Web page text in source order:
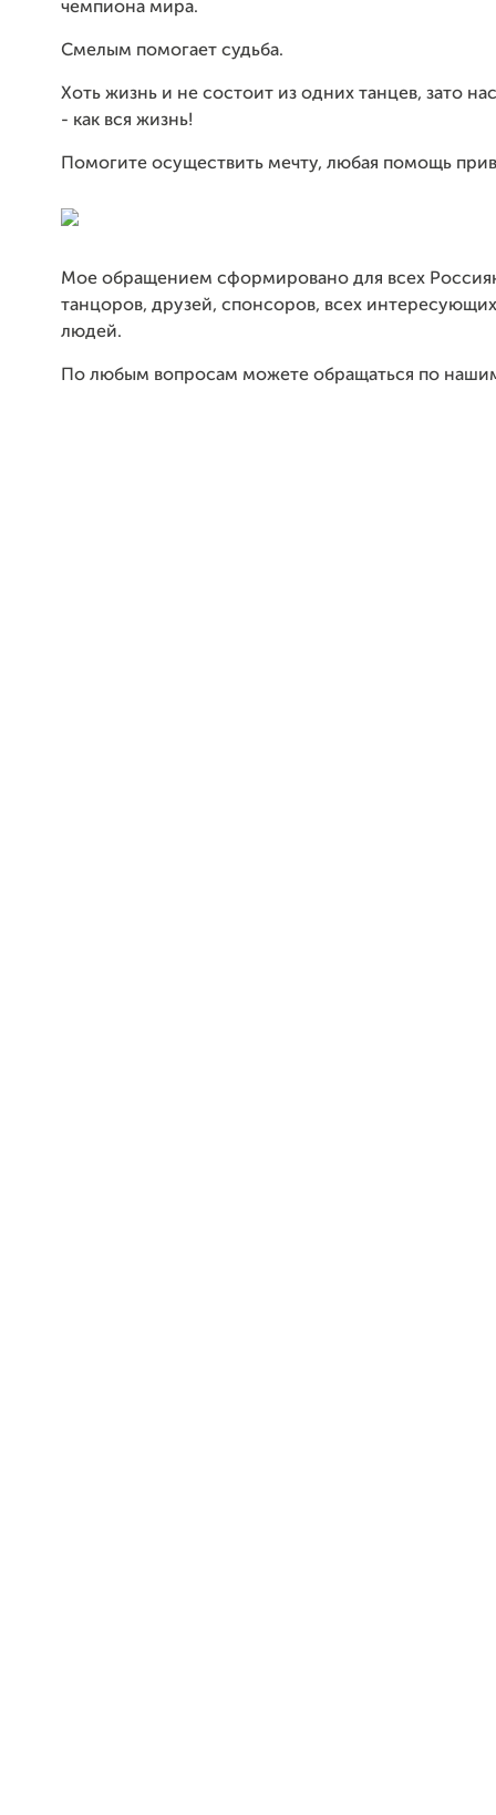
чемпиона мира.
Смелым помогает судьба.
Хоть жизнь и не состоит из одних танцев, зато
- как вся жизнь!
Помогите осуществить мечту, любая помощь
Мое обращением сформировано для всех
танцоров, друзей, спонсоров, всех
людей.
По любым вопросам можете обращаться по